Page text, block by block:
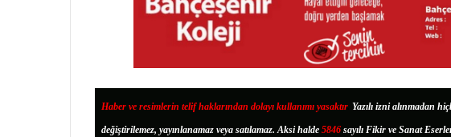
Haber ve resimlerin telif haklarından dolayı kullanımı yasaktır. Yazılı izni alınmadan
değiştirilemez, yayınlanamaz veya satılamaz. Aksi halde 5846 sayılı Fikir ve Sanat